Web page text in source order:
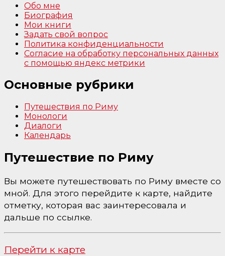
Обо мне
Биография
Мои книги
Задать свой вопрос
Политика конфиденциальности
Согласие на обработку персональных данных
с помощью яндекс метрики
Основные рубрики
Путешествия по Риму
Монологи
Диалоги
Календарь
Путешествие по Риму
Вы можете путешествовать по Риму вместе со
мной. Для этого перейдите к карте, найдите
отметку, которая вас заинтересовала и
дальше по ссылке.
Перейти к карте